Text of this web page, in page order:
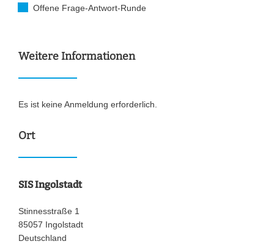
Offene Frage-Antwort-Runde
Weitere Informationen
Es ist keine Anmeldung erforderlich.
Ort
SIS Ingolstadt
Stinnesstraße 1
85057 Ingolstadt
Deutschland